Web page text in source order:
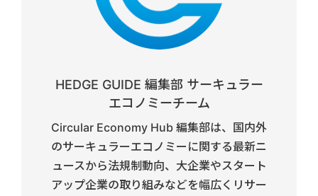
HEDGE GUIDE 編集部 サーキュラー
エコノミーチーム
Circular Economy Hub 編集部は、国内外
のサーキュラーエコノミーに関する最新ニ
ュースから法規制動向、大企業やスタート
アップ企業の取り組みなどを幅広くリサー